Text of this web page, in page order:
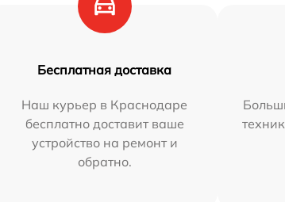
Бесплатная доставка
Наш курьер в Краснодаре
бесплатно доставит ваше
устройство на ремонт и
обратно.